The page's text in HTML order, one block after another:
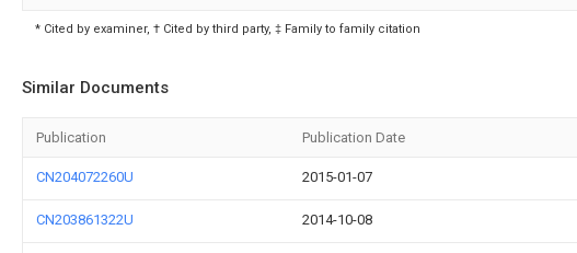
* Cited by examiner, † Cited by third party, ‡ Family to family citation
Similar Documents
Publication Publication Date
CN204072260U 2015-01-07
CN203861322U 2014-10-08